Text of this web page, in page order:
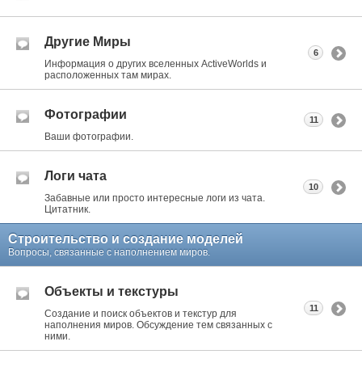
Другие Миры
Информация о других вселенных ActiveWorlds и
расположенных там мирах.
6
Фотографии
Ваши фотографии.
11
Логи чата
Забавные или просто интересные логи из чата.
Цитатник.
10
Строительство и создание моделей
Вопросы, связанные с наполнением миров.
Объекты и текстуры
Создание и поиск объектов и текстур для
наполнения миров. Обсуждение тем связанных с
ними.
11